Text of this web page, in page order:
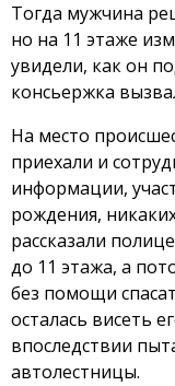
Тогда мужчина
но на 11 этаже
увидели, как он
консьержка
На место
приехали и
информации,
рождения,
рассказали
до 11 этажа, а
без помощи
осталась висеть
впоследствии
автолестницы.